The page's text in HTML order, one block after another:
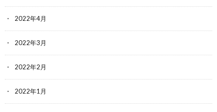
2022年4月
2022年3月
2022年2月
2022年1月